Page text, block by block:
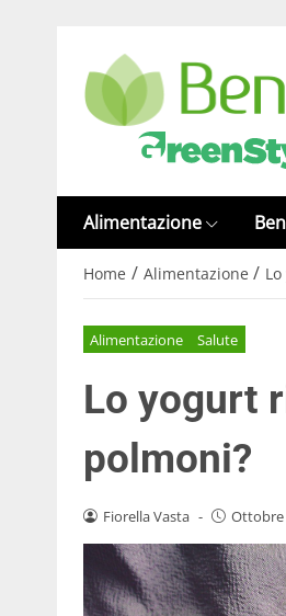
Alimentazione
Home / Alimentazione /
Alimentazione Salute
Lo yogurt
polmoni?
Fiorella Vasta - Ottobre